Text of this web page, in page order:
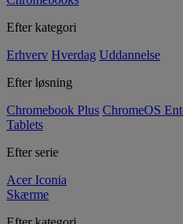
Efter kategori
Erhverv Hverdag Uddannelse
Efter løsning
Chromebook Plus ChromeOS
Tablets
Efter serie
Acer Iconia
Skærme